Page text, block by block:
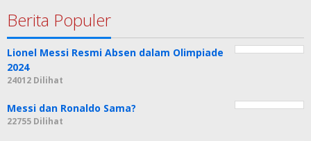
Berita Populer
Lionel Messi Resmi Absen dalam Olimpiade
2024
24012 Dilihat
Messi dan Ronaldo Sama?
22755 Dilihat